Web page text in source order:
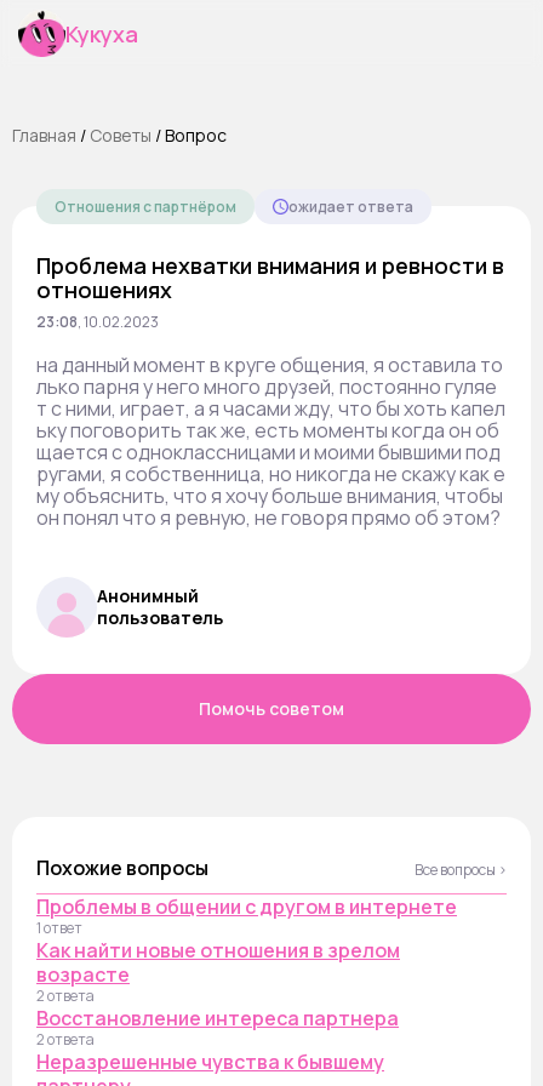
Кукуха
Главная / Cоветы /Вопрос
Отношения с партнёром ожидает ответа
Проблема нехватки внимания и ревности в
отношениях
23:08,10.02.2023
на данный момент в круге общения, я оставила то
лько парня у него много друзей, постоянно гуляе
т с ними, играет, а я часами жду, что бы хоть капел
ьку поговорить так же, есть моменты когда он об
щается с одноклассницами и моими бывшими под
ругами, я собственница, но никогда не скажу как е
му объяснить, что я хочу больше внимания, чтобы
он понял что я ревную, не говоря прямо об этом?
Анонимный
пользователь
Помочь советом
Похожие вопросы Все вопросы ›
Проблемы в общении с другом в интернете
1 ответ
Как найти новые отношения в зрелом
возрасте
2 ответа
Восстановление интереса партнера
2 ответа
Неразрешенные чувства к бывшему